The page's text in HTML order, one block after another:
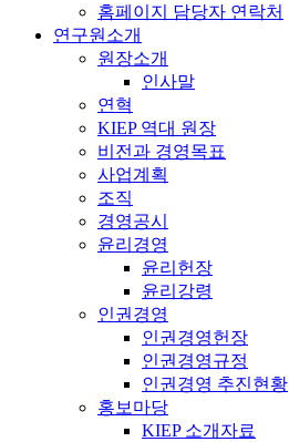
홈페이지 담당자 연락처
연구원소개
원장소개
인사말
연혁
KIEP 역대 원장
비전과 경영목표
사업계획
조직
경영공시
윤리경영
윤리헌장
윤리강령
인권경영
인권경영헌장
인권경영규정
인권경영 추진현황
홍보마당
KIEP 소개자료